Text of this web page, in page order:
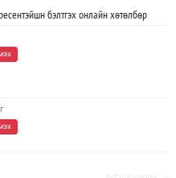
байх нь ажлын бүтээмж
суурь болдог
бэлтгэх онлайн хөтөлбөр